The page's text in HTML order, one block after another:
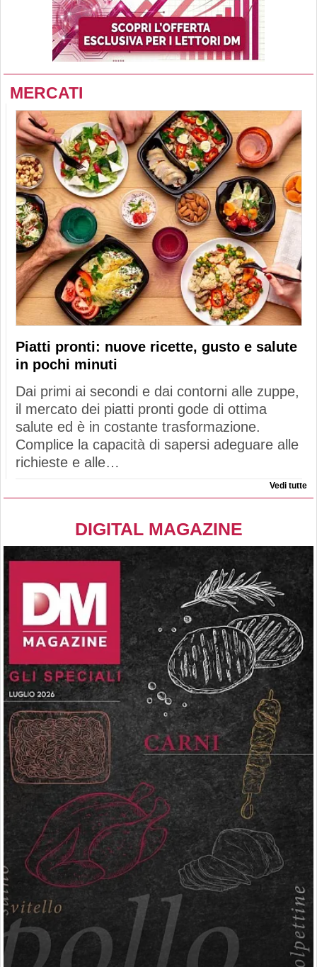
MERCATI
Piatti pronti: nuove ricette, gusto e salute
in pochi minuti
Dai primi ai secondi e dai contorni alle zuppe,
il mercato dei piatti pronti gode di ottima
salute ed è in costante trasformazione.
Complice la capacità di sapersi adeguare alle
richieste e alle…
Vedi tutte
DIGITAL MAGAZINE